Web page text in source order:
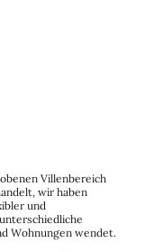
Villenbereich
wir haben
und
Wohnungen wendet.